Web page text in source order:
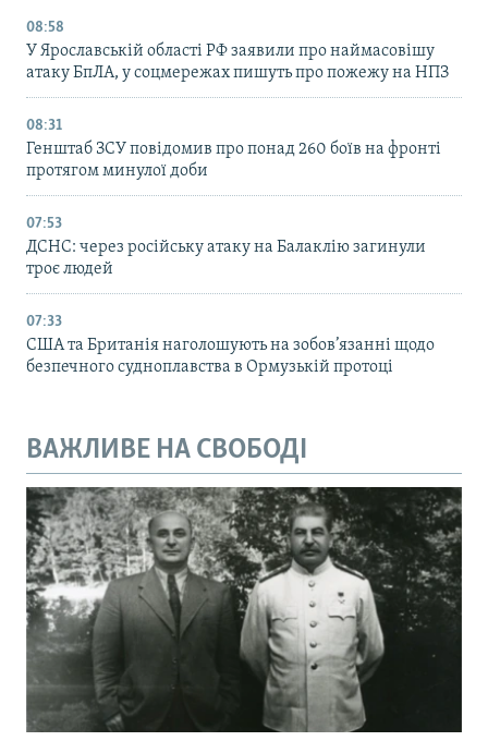
08:58
У Ярославській області РФ заявили про наймасовішу
атаку БпЛА, у соцмережах пишуть про пожежу на НПЗ
08:31
Генштаб ЗСУ повідомив про понад 260 боїв на фронті
протягом минулої доби
07:53
ДСНС: через російську атаку на Балаклію загинули
троє людей
07:33
США та Британія наголошують на зобов’язанні щодо
безпечного судноплавства в Ормузькій протоці
ВАЖЛИВЕ НА СВОБОДІ